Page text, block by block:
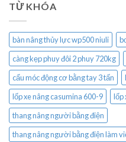
TỪ KHÓA
bàn nâng thủy lực wp500 niuli
càng kẹp phuy đôi 2 phuy 720kg
cẩu móc động cơ bằng tay 3 tấn
lốp xe nâng casumina 600-9
lốp
thang nâng người bằng điện
thang nâng người bằng điện làm